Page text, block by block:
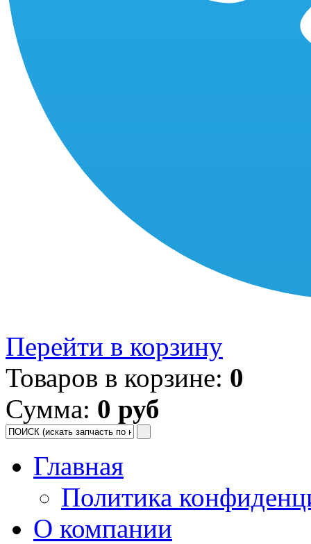
Перейти в корзину
Товаров в корзине: 0
Сумма: 0 руб
Главная
Политика
О компании